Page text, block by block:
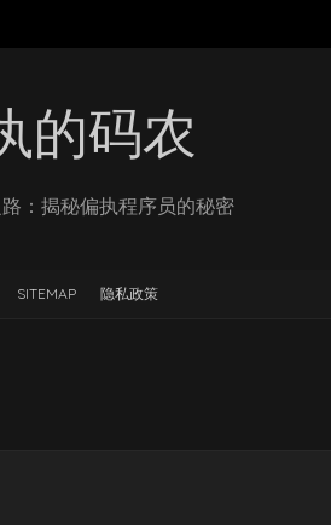
的码农
：揭秘偏执程序员的秘密
SITEMAP 隐私政策